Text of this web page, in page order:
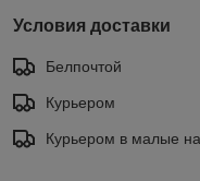
Условия доставки
Белпочтой
Курьером
Курьером в малые